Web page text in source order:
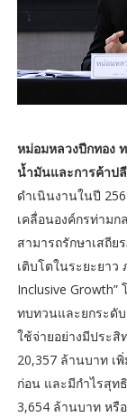
หม่อมหลวงปีกทอง
น้ำมันและการค้าป
ดำเนินงานในปี
เคลื่อนองค์กรท่าม
สามารถรักษาเสถีย
เติบโตในระยะยาว
Inclusive Growth”
ทบทวนและยกระดั
ใช้จ่ายอย่างมีประสิ
20,357 ล้านบาท เ
ก่อน และมีกำไรสุท
3,654 ล้านบาท หรื